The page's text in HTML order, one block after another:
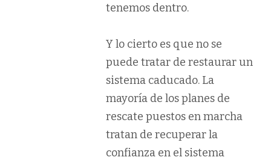
tenemos dentro.
Y lo cierto es que no se
puede tratar de restaurar un
sistema caducado. La
mayoría de los planes de
rescate puestos en marcha
tratan de recuperar la
confianza en el sistema